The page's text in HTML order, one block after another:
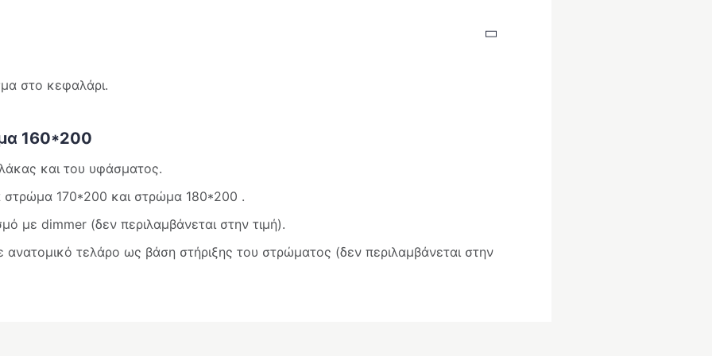
στο κεφαλάρι.
160*200
και του υφάσματος.
στρώμα 170*200 και στρώμα 180*200 .
με dimmer (δεν περιλαμβάνεται στην τιμή).
τελάρο ως βάση στήριξης του στρώματος (δεν περιλαμβάνεται στην